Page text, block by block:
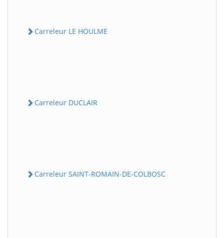
Carreleur LE HOULME
Carreleur DUCLAIR
Carreleur SAINT-ROMAIN-DE-COLBOSC